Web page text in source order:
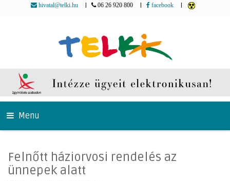
hivatal@telki.hu 06 26 920 800 facebook
Menu
Felnőtt háziorvosi rendelés az
ünnepek alatt